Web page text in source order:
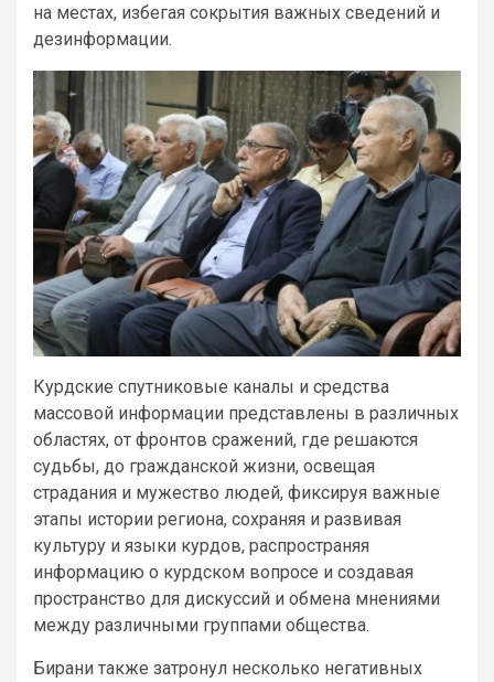
на местах, избегая сокрытия важных сведений и
дезинформации.
Курдские спутниковые каналы и средства
массовой информации представлены в различных
областях, от фронтов сражений, где решаются
судьбы, до гражданской жизни, освещая
страдания и мужество людей, фиксируя важные
этапы истории региона, сохраняя и развивая
культуру и языки курдов, распространяя
информацию о курдском вопросе и создавая
пространство для дискуссий и обмена мнениями
между различными группами общества.
Бирани также затронул несколько негативных